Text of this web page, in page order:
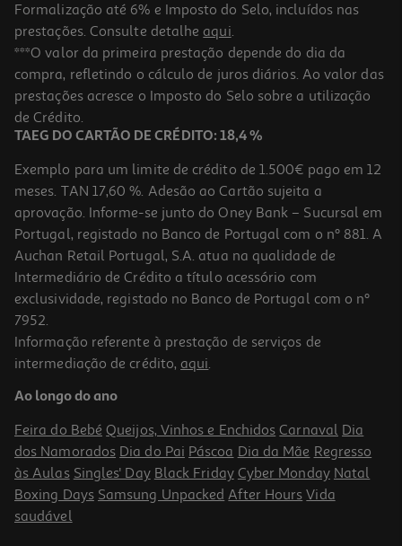
5.0
Cabo Usbc To Usbc Qilive 600183196 Branco 2m 3a
5.99 €/un
5,99 €
Cabo Usbc To Usbc Qilive 600183145 Branco 1.2m 3a
4.99 €/un
4,99 €
Formalização até 6% e Imposto do Selo, incluídos nas
prestações. Consulte detalhe aqui.
***O valor da primeira prestação depende do dia da
compra, refletindo o cálculo de juros diários. Ao valor das
prestações acresce o Imposto do Selo sobre a utilização
de Crédito.
TAEG DO CARTÃO DE CRÉDITO: 18,4 %
Exemplo para um limite de crédito de 1.500€ pago em 12
meses. TAN 17,60 %. Adesão ao Cartão sujeita a
aprovação. Informe-se junto do Oney Bank – Sucursal em
Portugal, registado no Banco de Portugal com o nº 881. A
Auchan Retail Portugal, S.A. atua na qualidade de
Intermediário de Crédito a título acessório com
exclusividade, registado no Banco de Portugal com o nº
7952.
Informação referente à prestação de serviços de
intermediação de crédito, aqui.
Ao longo do ano
Feira do Bebé Queijos, Vinhos e Enchidos Carnaval Dia
dos Namorados Dia do Pai Páscoa Dia da Mãe Regresso
às Aulas Singles' Day Black Friday Cyber Monday Natal
Boxing Days Samsung Unpacked After Hours Vida
saudável